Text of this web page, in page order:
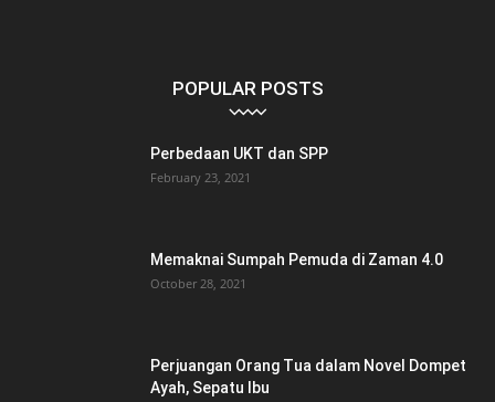
POPULAR POSTS
Perbedaan UKT dan SPP
February 23, 2021
Memaknai Sumpah Pemuda di Zaman 4.0
October 28, 2021
Perjuangan Orang Tua dalam Novel Dompet
Ayah, Sepatu Ibu